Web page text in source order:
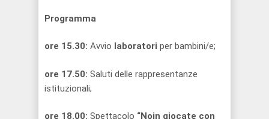
Programma
ore 15.30: Avvio laboratori per bambini/e;
ore 17.50: Saluti delle rappresentanze
istituzionali;
ore 18.00: Spettacolo “Noin giocate con